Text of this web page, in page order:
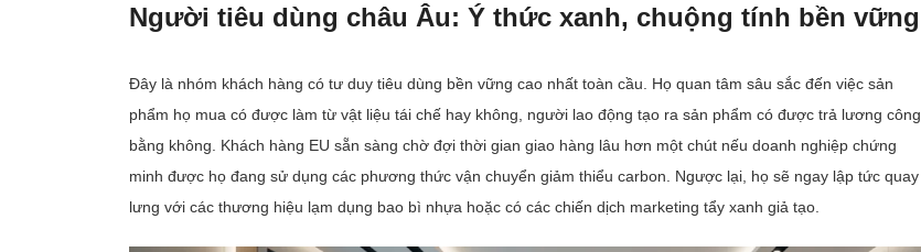
Người tiêu dùng châu Âu: Ý thức xanh, chuộng tính bền vững
Đây là nhóm khách hàng có tư duy tiêu dùng bền vững cao nhất toàn cầu. Họ quan tâm sâu sắc đến việc sản
phẩm họ mua có được làm từ vật liệu tái chế hay không, người lao động tạo ra sản phẩm có được trả lương công
bằng không. Khách hàng EU sẵn sàng chờ đợi thời gian giao hàng lâu hơn một chút nếu doanh nghiệp chứng
minh được họ đang sử dụng các phương thức vận chuyển giảm thiểu carbon. Ngược lại, họ sẽ ngay lập tức quay
lưng với các thương hiệu lạm dụng bao bì nhựa hoặc có các chiến dịch marketing tẩy xanh giả tạo.